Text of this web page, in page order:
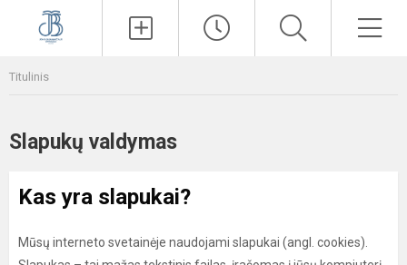
Titulinis
Slapukų valdymas
Kas yra slapukai?
Mūsų interneto svetainėje naudojami slapukai (angl. cookies).